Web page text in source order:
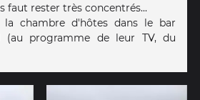
faut rester très concentrés...
chambre d'hôtes dans le bar
(au programme de leur TV, du